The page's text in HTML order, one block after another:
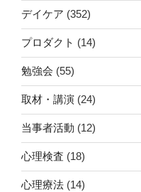
デイケア (352)
プロダクト (14)
勉強会 (55)
取材・講演 (24)
当事者活動 (12)
心理検査 (18)
心理療法 (14)